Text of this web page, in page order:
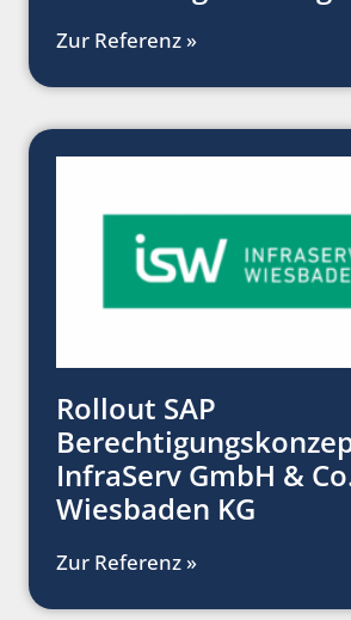
Zur Referenz »
Rollout SAP
InfraServ GmbH &
Wiesbaden KG
Zur Referenz »